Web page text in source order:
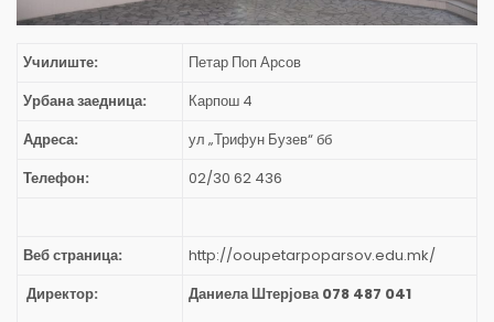
Училиште:
Петар Поп Арсов
Урбана заедница:
Карпош 4
Адреса:
ул „Трифун Бузев“ бб
Телефон:
02/30 62 436
Веб страница:
http://ooupetarpoparsov.edu.mk/
Директор:
Даниела Штерјова 078 487 041